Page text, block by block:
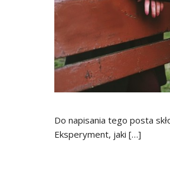
Do napisania tego posta
Eksperyment, jaki […]